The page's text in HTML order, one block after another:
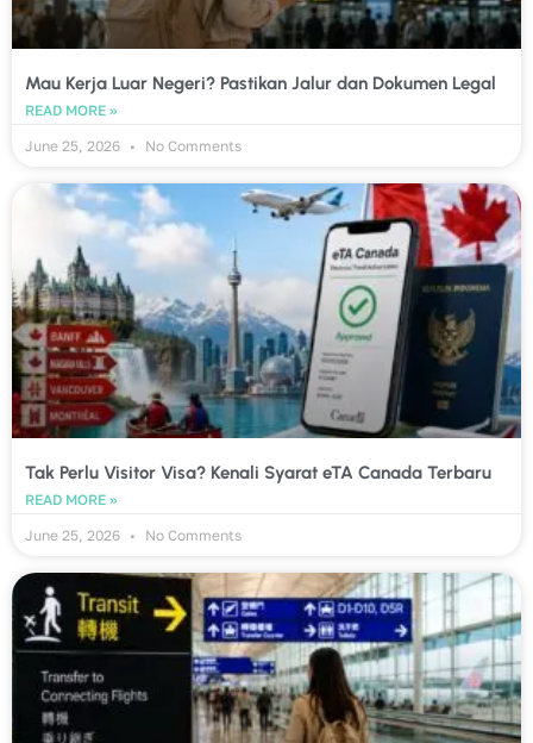
Mau Kerja Luar Negeri? Pastikan Jalur dan Dokumen Legal
READ MORE »
June 25, 2026
No Comments
Tak Perlu Visitor Visa? Kenali Syarat eTA Canada Terbaru
READ MORE »
June 25, 2026
No Comments